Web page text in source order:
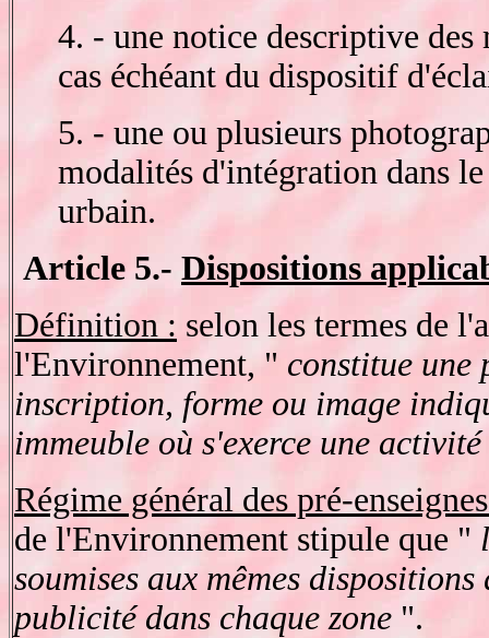
4. - une notice descriptive
cas échéant du dispositif
5. - une ou plusieurs
modalités d'intégration dans
urbain.
Article 5.- Dispositions
Définition : selon les termes de
l'Environnement, " constitue une
inscription, forme ou image
immeuble où s'exerce une
Régime général des pré-
de l'Environnement stipule que "
soumises aux mêmes
publicité dans chaque zone ".